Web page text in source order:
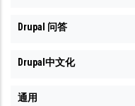
Drupal 问答
Drupal中文化
通用